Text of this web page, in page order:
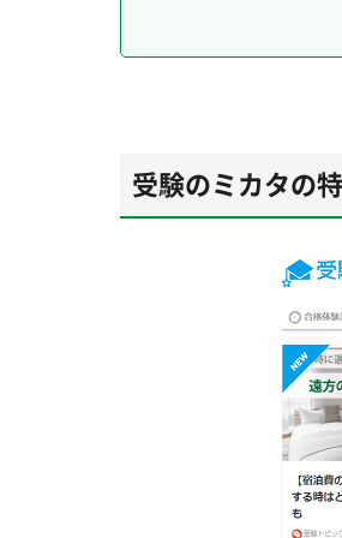
受験のミカタの